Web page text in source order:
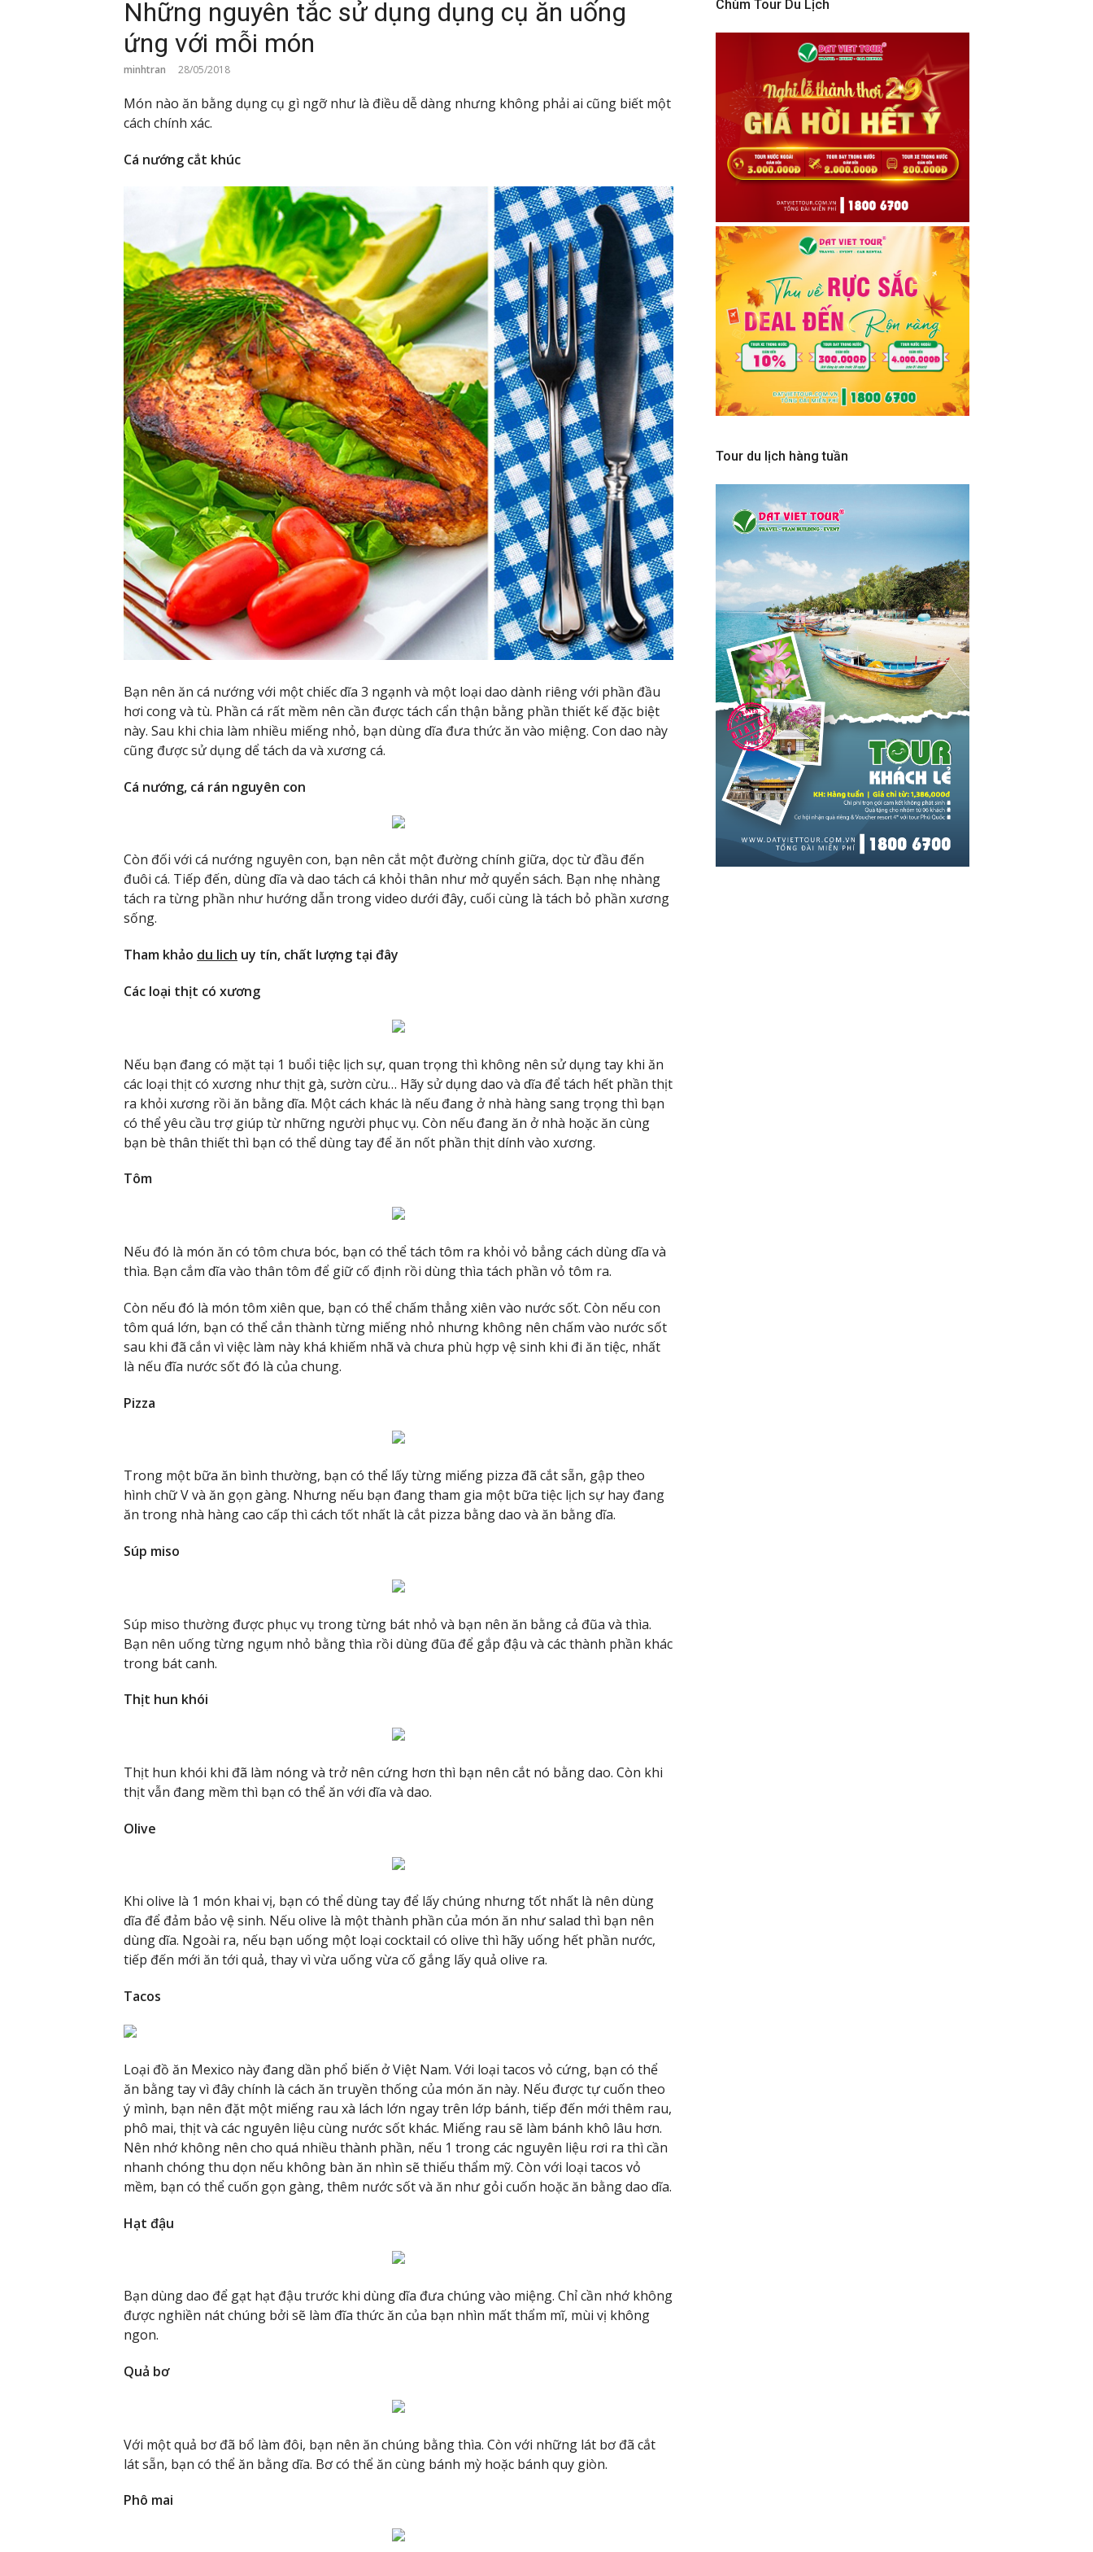
Những nguyên tắc sử dụng dụng cụ ăn uống
ứng với mỗi món
minhtran 28/05/2018
Món nào ăn bằng dụng cụ gì ngỡ như là điều dễ dàng nhưng không phải ai cũng biết một
cách chính xác.
Cá nướng cắt khúc
Bạn nên ăn cá nướng với một chiếc dĩa 3 ngạnh và một loại dao dành riêng với phần đầu
hơi cong và tù. Phần cá rất mềm nên cần được tách cẩn thận bằng phần thiết kế đặc biệt
này. Sau khi chia làm nhiều miếng nhỏ, bạn dùng dĩa đưa thức ăn vào miệng. Con dao này
cũng được sử dụng dể tách da và xương cá.
Cá nướng, cá rán nguyên con
Còn đối với cá nướng nguyên con, bạn nên cắt một đường chính giữa, dọc từ đầu đến
đuôi cá. Tiếp đến, dùng dĩa và dao tách cá khỏi thân như mở quyển sách. Bạn nhẹ nhàng
tách ra từng phần như hướng dẫn trong video dưới đây, cuối cùng là tách bỏ phần xương
sống.
Tham khảo du lich uy tín, chất lượng tại đây
Các loại thịt có xương
Nếu bạn đang có mặt tại 1 buổi tiệc lịch sự, quan trọng thì không nên sử dụng tay khi ăn
các loại thịt có xương như thịt gà, sườn cừu… Hãy sử dụng dao và dĩa để tách hết phần thịt
ra khỏi xương rồi ăn bằng dĩa. Một cách khác là nếu đang ở nhà hàng sang trọng thì bạn
có thể yêu cầu trợ giúp từ những người phục vụ. Còn nếu đang ăn ở nhà hoặc ăn cùng
bạn bè thân thiết thì bạn có thể dùng tay để ăn nốt phần thịt dính vào xương.
Tôm
Nếu đó là món ăn có tôm chưa bóc, bạn có thể tách tôm ra khỏi vỏ bẳng cách dùng dĩa và
thìa. Bạn cắm dĩa vào thân tôm để giữ cố định rồi dùng thìa tách phần vỏ tôm ra.
Còn nếu đó là món tôm xiên que, bạn có thể chấm thẳng xiên vào nước sốt. Còn nếu con
tôm quá lớn, bạn có thể cắn thành từng miếng nhỏ nhưng không nên chấm vào nước sốt
sau khi đã cắn vì việc làm này khá khiếm nhã và chưa phù hợp vệ sinh khi đi ăn tiệc, nhất
là nếu đĩa nước sốt đó là của chung.
Pizza
Trong một bữa ăn bình thường, bạn có thể lấy từng miếng pizza đã cắt sẵn, gập theo
hình chữ V và ăn gọn gàng. Nhưng nếu bạn đang tham gia một bữa tiệc lịch sự hay đang
ăn trong nhà hàng cao cấp thì cách tốt nhất là cắt pizza bằng dao và ăn bằng dĩa.
Súp miso
Súp miso thường được phục vụ trong từng bát nhỏ và bạn nên ăn bằng cả đũa và thìa.
Bạn nên uống từng ngụm nhỏ bằng thìa rồi dùng đũa để gắp đậu và các thành phần khác
trong bát canh.
Thịt hun khói
Thịt hun khói khi đã làm nóng và trở nên cứng hơn thì bạn nên cắt nó bằng dao. Còn khi
thịt vẫn đang mềm thì bạn có thể ăn với dĩa và dao.
Olive
Khi olive là 1 món khai vị, bạn có thể dùng tay để lấy chúng nhưng tốt nhất là nên dùng
dĩa để đảm bảo vệ sinh. Nếu olive là một thành phần của món ăn như salad thì bạn nên
dùng dĩa. Ngoài ra, nếu bạn uống một loại cocktail có olive thì hãy uống hết phần nước,
tiếp đến mới ăn tới quả, thay vì vừa uống vừa cố gắng lấy quả olive ra.
Tacos
Loại đồ ăn Mexico này đang dần phổ biến ở Việt Nam. Với loại tacos vỏ cứng, bạn có thể
ăn bằng tay vì đây chính là cách ăn truyền thống của món ăn này. Nếu được tự cuốn theo
ý mình, bạn nên đặt một miếng rau xà lách lớn ngay trên lớp bánh, tiếp đến mới thêm rau,
phô mai, thịt và các nguyên liệu cùng nước sốt khác. Miếng rau sẽ làm bánh khô lâu hơn.
Nên nhớ không nên cho quá nhiều thành phần, nếu 1 trong các nguyên liệu rơi ra thì cần
nhanh chóng thu dọn nếu không bàn ăn nhìn sẽ thiếu thẩm mỹ. Còn với loại tacos vỏ
mềm, bạn có thể cuốn gọn gàng, thêm nước sốt và ăn như gỏi cuốn hoặc ăn bằng dao dĩa.
Hạt đậu
Bạn dùng dao để gạt hạt đậu trước khi dùng dĩa đưa chúng vào miệng. Chỉ cần nhớ không
được nghiền nát chúng bởi sẽ làm đĩa thức ăn của bạn nhìn mất thẩm mĩ, mùi vị không
ngon.
Quả bơ
Với một quả bơ đã bổ làm đôi, bạn nên ăn chúng bằng thìa. Còn với những lát bơ đã cắt
lát sẵn, bạn có thể ăn bằng dĩa. Bơ có thể ăn cùng bánh mỳ hoặc bánh quy giòn.
Phô mai
Chùm Tour Du Lịch
Tour du lịch hàng tuần